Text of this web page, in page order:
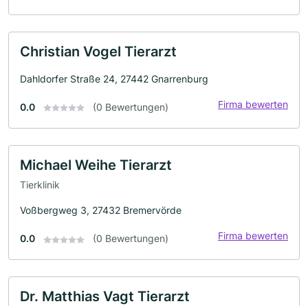
Christian Vogel Tierarzt
Dahldorfer Straße 24, 27442 Gnarrenburg
0.0 (0 Bewertungen) Firma bewerten
Michael Weihe Tierarzt
Tierklinik
Voßbergweg 3, 27432 Bremervörde
0.0 (0 Bewertungen) Firma bewerten
Dr. Matthias Vagt Tierarzt